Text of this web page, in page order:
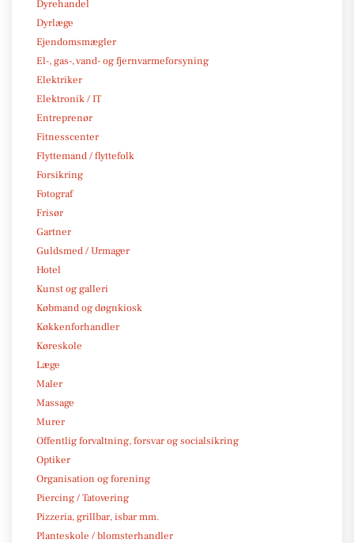
Dyrehandel
Dyrlæge
Ejendomsmægler
El-, gas-, vand- og fjernvarmeforsyning
Elektriker
Elektronik / IT
Entreprenør
Fitnesscenter
Flyttemand / flyttefolk
Forsikring
Fotograf
Frisør
Gartner
Guldsmed / Urmager
Hotel
Kunst og galleri
Købmand og døgnkiosk
Køkkenforhandler
Køreskole
Læge
Maler
Massage
Murer
Offentlig forvaltning, forsvar og socialsikring
Optiker
Organisation og forening
Piercing / Tatovering
Pizzeria, grillbar, isbar mm.
Planteskole / blomsterhandler